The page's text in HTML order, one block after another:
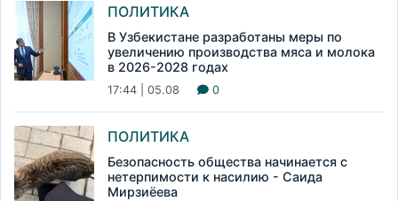
ПОЛИТИКА
В Узбекистане разработаны меры по
увеличению производства мяса и молока
в 2026-2028 годах
17:44 | 05.08 0
ПОЛИТИКА
Безопасность общества начинается с
нетерпимости к насилию - Саида
Мирзиёева